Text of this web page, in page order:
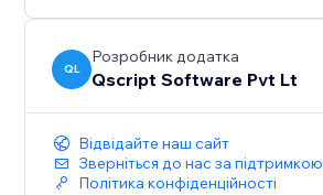
QL
Розробник додатка
Qscript Software Pvt Lt
Відвідайте наш сайт
Зверніться до нас за підтримкою
Політика конфіденційності